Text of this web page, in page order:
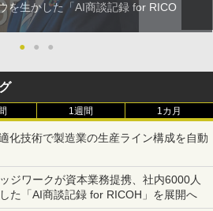
を生かした「AI商談記録 for RICO
●
● ●
1週間 1カ月
化技術で製造業の生産ライン構成を自動
ジワークが資本業務提携、社内6000人
た「AI商談記録 for RICOH」を展開へ